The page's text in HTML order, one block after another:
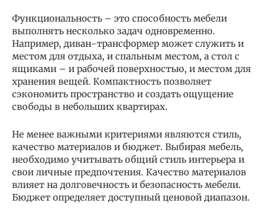
Функциональность – это способность мебели
выполнять несколько задач одновременно.
Например, диван-трансформер может служить и
местом для отдыха, и спальным местом, а стол с
ящиками – и рабочей поверхностью, и местом для
хранения вещей. Компактность позволяет
сэкономить пространство и создать ощущение
свободы в небольших квартирах.
Не менее важными критериями являются стиль,
качество материалов и бюджет. Выбирая мебель,
необходимо учитывать общий стиль интерьера и
свои личные предпочтения. Качество материалов
влияет на долговечность и безопасность мебели.
Бюджет определяет доступный ценовой диапазон.